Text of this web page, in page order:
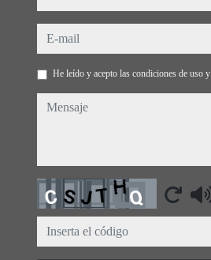
e-mail
He leído y acepto las condiciones de uso y
mensaje
Captcha